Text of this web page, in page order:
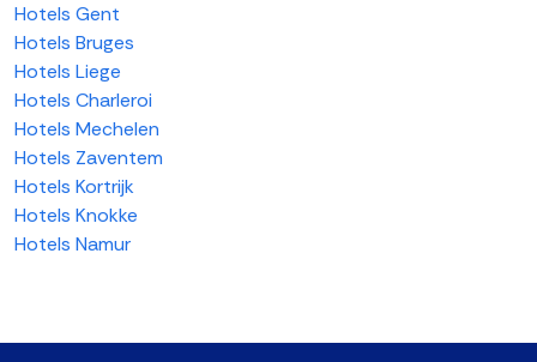
Hotels Gent
Hotels Bruges
Hotels Liege
Hotels Charleroi
Hotels Mechelen
Hotels Zaventem
Hotels Kortrijk
Hotels Knokke
Hotels Namur